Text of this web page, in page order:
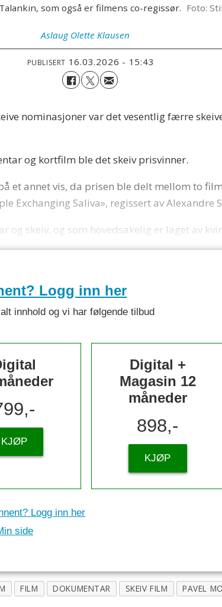
som også er filmens co-regissør. Foto:
Aslaug Olette Klausen
PUBLISERT 16.03.2026 - 15:43
nominasjoner var det vesentlig færre
og kortfilm ble det skeiv prisvinner.
et annet vis, da prisen ble delt mellom to
Exchanging Saliva», regissert av Alexandre
og skeiv, og som hovedsakelig er laget av
Logg inn her
innhold og vi har følgende tilbud
KJØP
Digital +
Magasin 12
måneder
898,-
KJØP
Logg inn her
side
FILM DOKUMENTAR SKEIV FILM PAVEL